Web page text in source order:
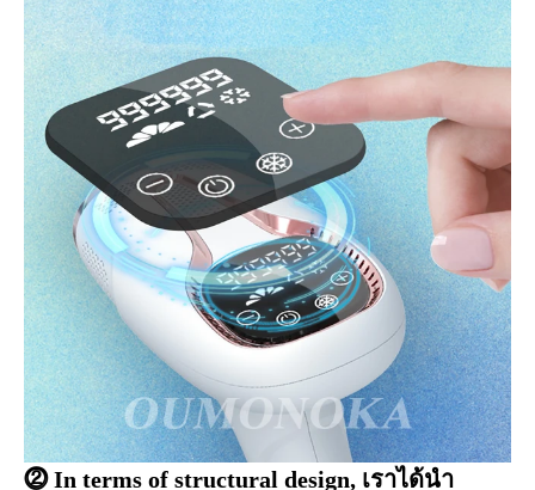
⓶ In terms of structural design, เราได้นำ